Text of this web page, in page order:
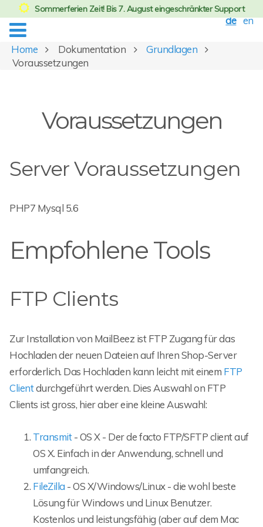
de en
Home Dokumentation
Grundlagen
Voraussetzungen
Voraussetzungen
Server Voraussetzungen
PHP7 Mysql 5.6
Empfohlene Tools
FTP Clients
Zur Installation von MailBeez ist FTP Zugang für das
Hochladen der neuen Dateien auf Ihren Shop-Server
erforderlich. Das Hochladen kann leicht mit einem FTP
Clientdurchgeführt werden. Dies Auswahl on FTP
Clients ist gross, hier aber eine kleine Auswahl:
Transmit- OS X - Der de facto FTP/SFTP client auf
OS X. Einfach in der Anwendung, schnell und
umfangreich.
FileZilla - OS X/Windows/Linux - die wohl beste
Lösung für Windows und Linux Benutzer.
Kostenlos und leistungsfähig (aber auf dem Mac
Sommerferien Zeit! Bis 7. August eingeschränkter Support